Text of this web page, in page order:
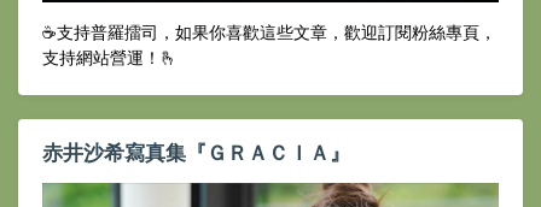
☕️支持普羅擂司，如果你喜歡這些文章，歡迎訂閱粉絲專頁，
支持網站營運！🫰
赤井沙希寫真集『ＧＲＡＣＩＡ』